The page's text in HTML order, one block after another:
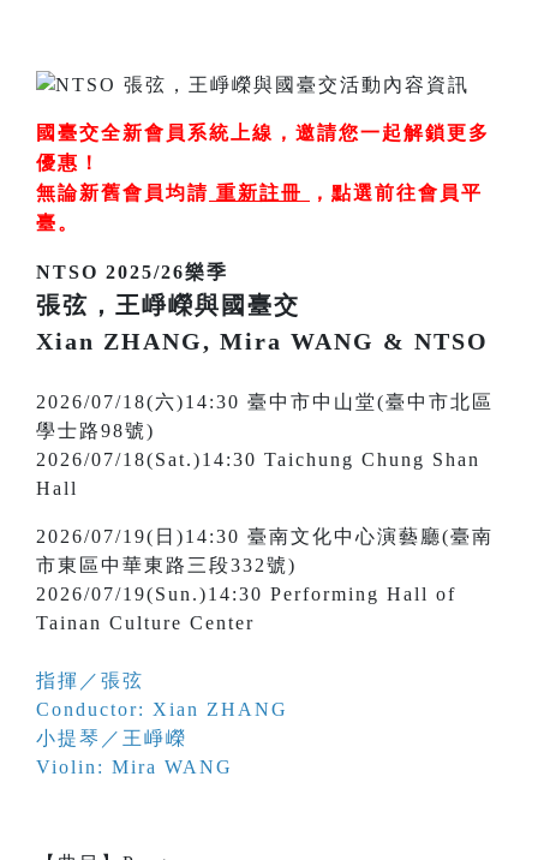
國臺交全新會員系統上線，邀請您一起解鎖更多
優惠！
無論新舊會員均請 重新註冊 ， 點選前往會員平
臺。
NTSO 2025/26樂季
張弦，王崢嶸與國臺交
Xian ZHANG, Mira WANG & NTSO
2026/07/18(六)14:30 臺中市中山堂(臺中市北區
學士路98號)
2026/07/18(Sat.)14:30 Taichung Chung Shan
Hall
2026/07/19(日)14:30 臺南文化中心演藝廳(臺南
市東區中華東路三段332號)
2026/07/19(Sun.)14:30 Performing Hall of
Tainan Culture Center
指揮／張弦
Conductor: Xian ZHANG
小提琴／王崢嶸
Violin: Mira WANG